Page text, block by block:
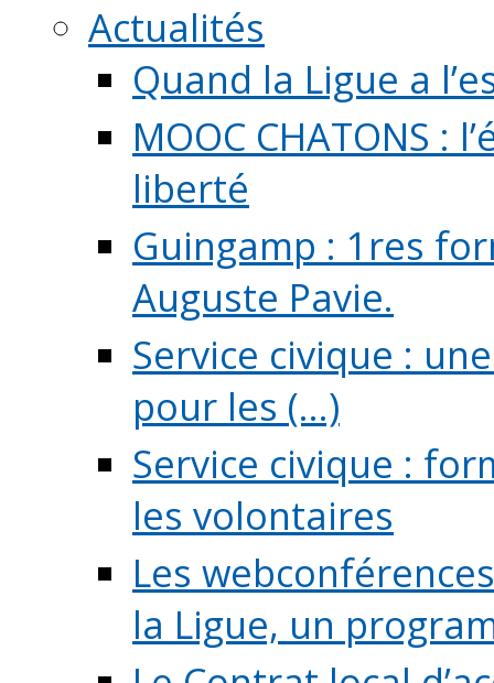
Actualités
Quand la Ligue a
MOOC CHATONS
liberté
Guingamp : 1res
Auguste Pavie.
Service civique :
pour les (...)
Service civique :
les volontaires
Les
la Ligue, un